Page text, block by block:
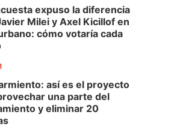
expuso la diferencia
Milei y Axel Kicillof en
cómo votaría cada
así es el proyecto
una parte del
y eliminar 20